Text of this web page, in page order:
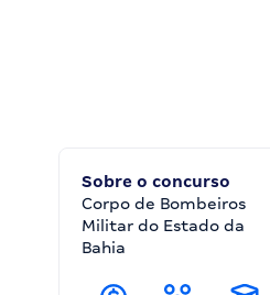
Sobre o concurso
Corpo de Bombeiros
Militar do Estado da
Bahia